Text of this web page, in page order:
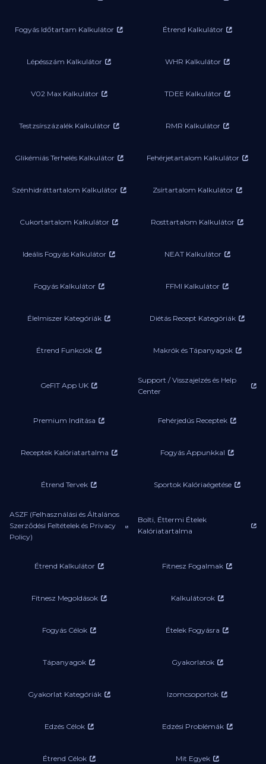
Fogyás Időtartam Kalkulátor Étrend Kalkulátor
Lépésszám Kalkulátor WHR Kalkulátor
V02 Max Kalkulátor TDEE Kalkulátor
Testzsírszázalék Kalkulátor RMR Kalkulátor
Glikémiás Terhelés Kalkulátor Fehérjetartalom Kalkulátor
Szénhidráttartalom Kalkulátor Zsírtartalom Kalkulátor
Cukortartalom Kalkulátor Rosttartalom Kalkulátor
Ideális Fogyás Kalkulátor NEAT Kalkulátor
Fogyás Kalkulátor FFMI Kalkulátor
Élelmiszer Kategóriák Diétás Recept Kategóriák
Étrend Funkciók Makrók és Tápanyagok
GeFIT App UK
Support / Visszajelzés és Help
Center
Premium Indítása Fehérjedús Receptek
Receptek Kalóriatartalma Fogyás Appunkkal
Étrend Tervek Sportok Kalóriaégetése
ASZF (Felhasználási és Általános
Szerződési Feltételek és Privacy
Policy)
Bolti, Éttermi Ételek
Kalóriatartalma
Étrend Kalkulátor Fitnesz Fogalmak
Fitnesz Megoldások Kalkulátorok
Fogyás Célok Ételek Fogyásra
Tápanyagok Gyakorlatok
Gyakorlat Kategóriák Izomcsoportok
Edzés Célok Edzési Problémák
Étrend Célok Mit Egyek